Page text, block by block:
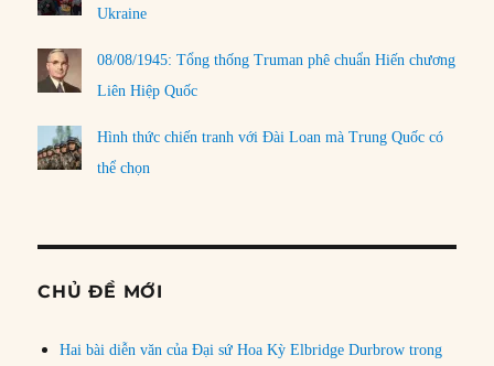
Ukraine
08/08/1945: Tổng thống Truman phê chuẩn Hiến chương
Liên Hiệp Quốc
Hình thức chiến tranh với Đài Loan mà Trung Quốc có
thể chọn
CHỦ ĐỀ MỚI
Hai bài diễn văn của Đại sứ Hoa Kỳ Elbridge Durbrow trong